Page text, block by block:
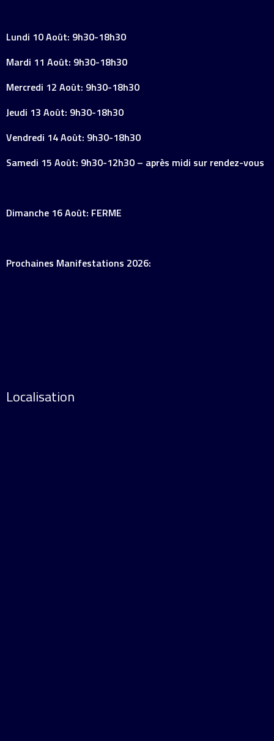
Lundi 10 Août: 9h30-18h30
Mardi 11 Août: 9h30-18h30
Mercredi 12 Août: 9h30-18h30
Jeudi 13 Août: 9h30-18h30
Vendredi 14 Août: 9h30-18h30
Samedi 15 Août: 9h30-12h30 – après midi sur rendez-vous
Dimanche 16 Août: FERME
Prochaines Manifestations 2026:
Localisation